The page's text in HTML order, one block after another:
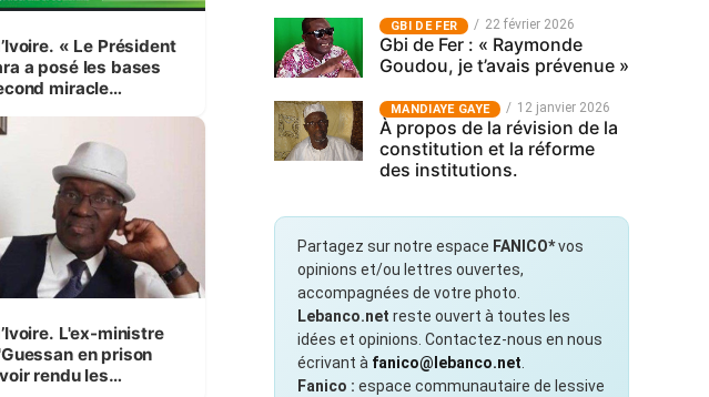
« Le Président
a posé les bases
miracle
Tiémoko Meyliet
L'ex-ministre
en prison
rendu les
GBI DE FER 22 février 2026
Gbi de Fer : « Raymonde
Goudou, je t’avais prévenue »
MANDIAYE GAYE 12 janvier 2026
À propos de la révision de la
constitution et la réforme
des institutions.
Partagez sur notre espace FANICO*vos
opinions et/ou lettres ouvertes,
accompagnées de votre photo.
Lebanco.net reste ouvert à toutes les
idées et opinions. Contactez-nous en nous
écrivant à fanico@lebanco.net.
Fanico : espace communautaire de lessive